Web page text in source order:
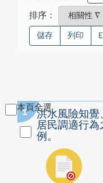
排序：
儲存 列印
本頁全選
1
洪水風險知
居民調適行
例。